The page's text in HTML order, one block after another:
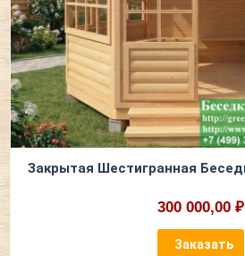
Закрытая Шестигранная
300 000,00 ₽
Заказать